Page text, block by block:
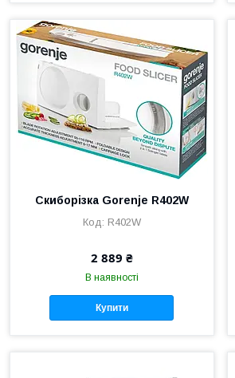
Скиборізка Gorenje R402W
R402W
2 889 ₴
В наявності
Купити